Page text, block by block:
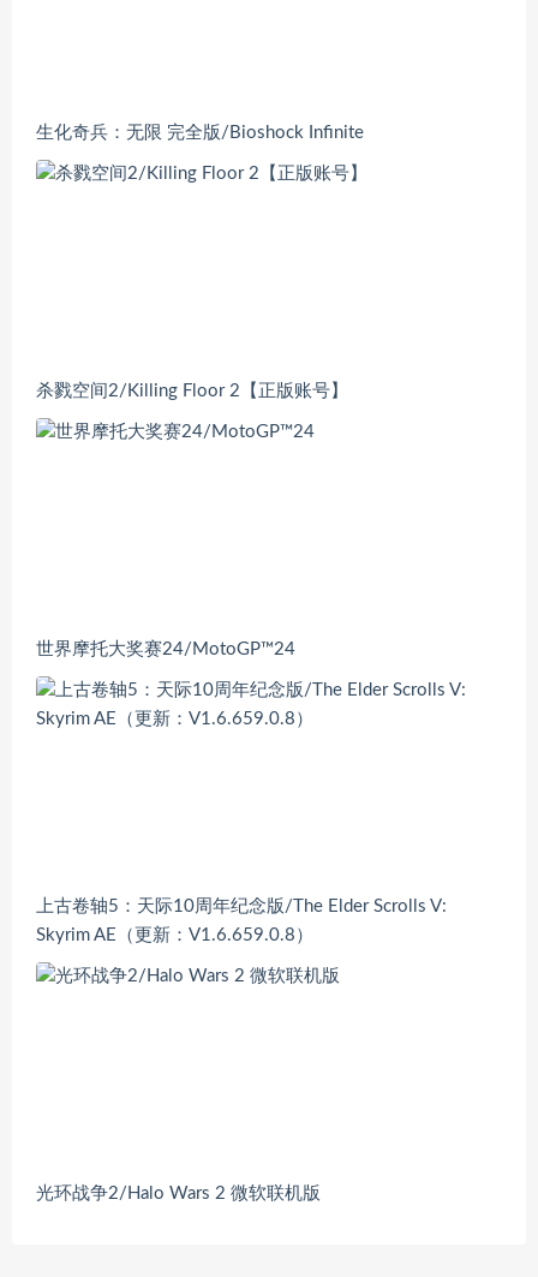
生化奇兵：无限 完全版/Bioshock Infinite
杀戮空间2/Killing Floor 2【正版账号】
世界摩托大奖赛24/MotoGP™24
上古卷轴5：天际10周年纪念版/The Elder Scrolls V:
Skyrim AE（更新：V1.6.659.0.8）
光环战争2/Halo Wars 2 微软联机版